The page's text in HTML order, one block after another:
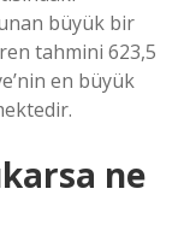
büyük bir
tahmini 623,5
en büyük
ne